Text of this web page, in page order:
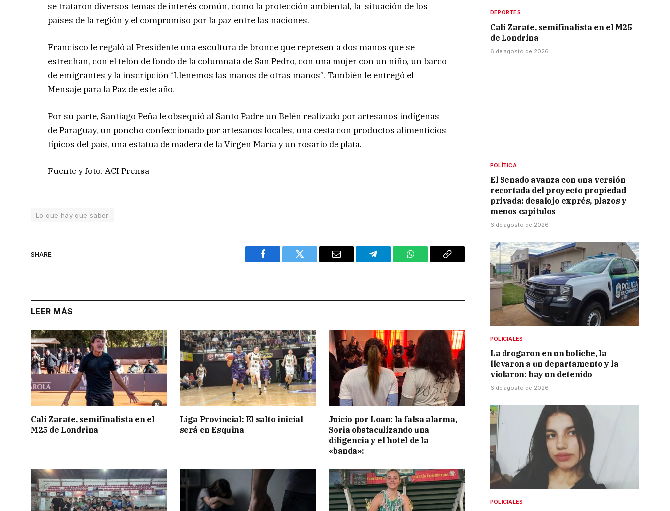
se trataron diversos temas de interés común, como la protección ambiental, la situación de los
países de la región y el compromiso por la paz entre las naciones.
Francisco le regaló al Presidente una escultura de bronce que representa dos manos que se
estrechan, con el telón de fondo de la columnata de San Pedro, con una mujer con un niño, un barco
de emigrantes y la inscripción “Llenemos las manos de otras manos”. También le entregó el
Mensaje para la Paz de este año.
Por su parte, Santiago Peña le obsequió al Santo Padre un Belén realizado por artesanos indígenas
de Paraguay, un poncho confeccionado por artesanos locales, una cesta con productos alimenticios
típicos del país, una estatua de madera de la Virgen María y un rosario de plata.
Fuente y foto: ACI Prensa
Lo que hay que saber
SHARE.
Facebook Twitter Email Telegram WhatsAppCopy
LEER MÁS
Cali Zarate, semifinalista en el
M25 de Londrina
Liga Provincial: El salto inicial
será en Esquina
Juicio por Loan: la falsa alarma,
Soria obstaculizando una
diligencia y el hotel de la
«banda»:
DEPORTES
Cali Zarate, semifinalista en el M25
de Londrina
6 de agosto de 2026
POLÍTICA
El Senado avanza con una versión
recortada del proyecto propiedad
privada: desalojo exprés, plazos y
menos capítulos
6 de agosto de 2026
POLICIALES
La drogaron en un boliche, la
llevaron a un departamento y la
violaron: hay un detenido
6 de agosto de 2026
POLICIALES